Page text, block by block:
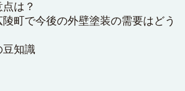
は？
町で今後の外壁塗装の需要はどう
豆知識